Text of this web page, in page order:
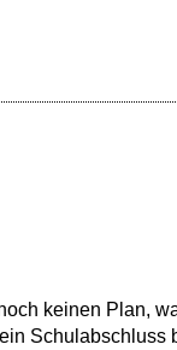
keinen Plan,
Schulabschluss